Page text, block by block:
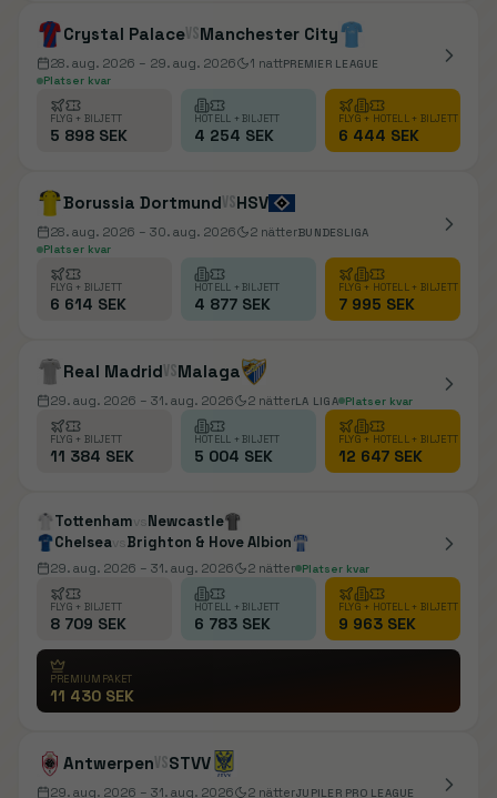
Crystal PalacevsManchester City
28. aug. 2026 – 29. aug. 2026 1 nattPREMIER LEAGUE
Platser kvar
FLYG + BILJETT
5 898 SEK
HOTELL + BILJETT
4 254 SEK
FLYG + HOTELL + BILJETT
6 444 SEK
Borussia DortmundvsHSV
28. aug. 2026 – 30. aug. 2026 2 nätterBUNDESLIGA
Platser kvar
FLYG + BILJETT
6 614 SEK
HOTELL + BILJETT
4 877 SEK
FLYG + HOTELL + BILJETT
7 995 SEK
Real MadridvsMalaga
29. aug. 2026 – 31. aug. 2026 2 nätterLA LIGA Platser kvar
FLYG + BILJETT
11 384 SEK
HOTELL + BILJETT
5 004 SEK
FLYG + HOTELL + BILJETT
12 647 SEK
Tottenham vs Newcastle
Chelseavs Brighton & Hove Albion
29. aug. 2026 – 31. aug. 2026 2 nätter Platser kvar
FLYG + BILJETT
8 709 SEK
HOTELL + BILJETT
6 783 SEK
FLYG + HOTELL + BILJETT
9 963 SEK
PREMIUMPAKET
11 430 SEK
AntwerpenvsSTVV
29. aug. 2026 – 31. aug. 2026 2 nätterJUPILER PRO LEAGUE